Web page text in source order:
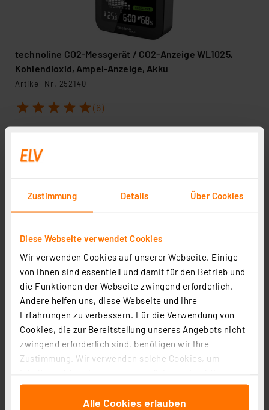
Zustimmung Details Über Cookies
Diese Webseite verwendet Cookies
Wir verwenden Cookies auf unserer Webseite. Einige
von ihnen sind essentiell und damit für den Betrieb und
die Funktionen der Webseite zwingend erforderlich.
Andere helfen uns, diese Webseite und ihre
Erfahrungen zu verbessern. Für die Verwendung von
Cookies, die zur Bereitstellung unseres Angebots nicht
zwingend erforderlich sind, benötigen wir Ihre
Zustimmung. Wir verwenden solche Cookies, um
für soziale Medien anbieten zu können und die Zugriffe
auf unsere Website zu analysieren. Außerdem geben
Alle Cookies erlauben
technoline CO2-Messgerät / CO2-Anzeige WL1025,
Kohlendioxid, Ampel-Anzeige, Akku
Artikel-Nr. 252140
1 2 3 4 5 (6)
64,95 €
technoline CO2-Messgerät / CO2-Anzeige WL1030,
Kohlendioxid, mit grafischer Ampel-Anzeige
Artikel-Nr. 251660
2 3 4 5 (23)